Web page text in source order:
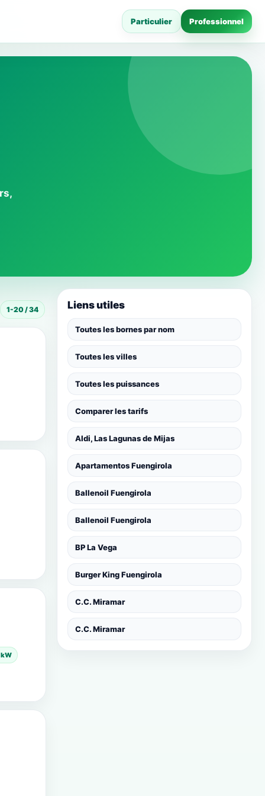
Particulier Professionnel
1-20 / 34
kW
Liens utiles
Toutes les bornes par nom
Toutes les villes
Toutes les puissances
Comparer les tarifs
Aldi, Las Lagunas de Mijas
Apartamentos Fuengirola
Ballenoil Fuengirola
Ballenoil Fuengirola
BP La Vega
Burger King Fuengirola
C.C. Miramar
C.C. Miramar